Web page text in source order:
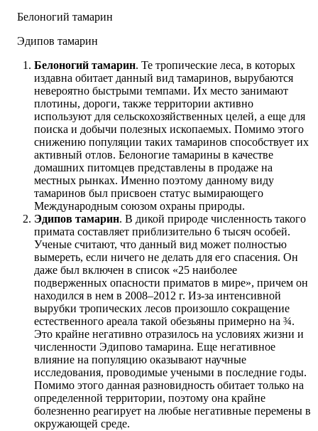
Белоногий тамарин
Эдипов тамарин
Белоногий тамарин. Те тропические леса, в которых
издавна обитает данный вид тамаринов, вырубаются
невероятно быстрыми темпами. Их место занимают
плотины, дороги, также территории активно
используют для сельскохозяйственных целей, а еще для
поиска и добычи полезных ископаемых. Помимо этого
снижению популяции таких тамаринов способствует их
активный отлов. Белоногие тамарины в качестве
домашних питомцев представлены в продаже на
местных рынках. Именно поэтому данному виду
тамаринов был присвоен статус вымирающего
Международным союзом охраны природы.
Эдипов тамарин. В дикой природе численность такого
примата составляет приблизительно 6 тысяч особей.
Ученые считают, что данный вид может полностью
вымереть, если ничего не делать для его спасения. Он
даже был включен в список «25 наиболее
подверженных опасности приматов в мире», причем он
находился в нем в 2008–2012 г. Из-за интенсивной
вырубки тропических лесов произошло сокращение
естественного ареала такой обезьяны примерно на ¾.
Это крайне негативно отразилось на условиях жизни и
численности Эдипово тамарина. Еще негативное
влияние на популяцию оказывают научные
исследования, проводимые учеными в последние годы.
Помимо этого данная разновидность обитает только на
определенной территории, поэтому она крайне
болезненно реагирует на любые негативные перемены в
окружающей среде.